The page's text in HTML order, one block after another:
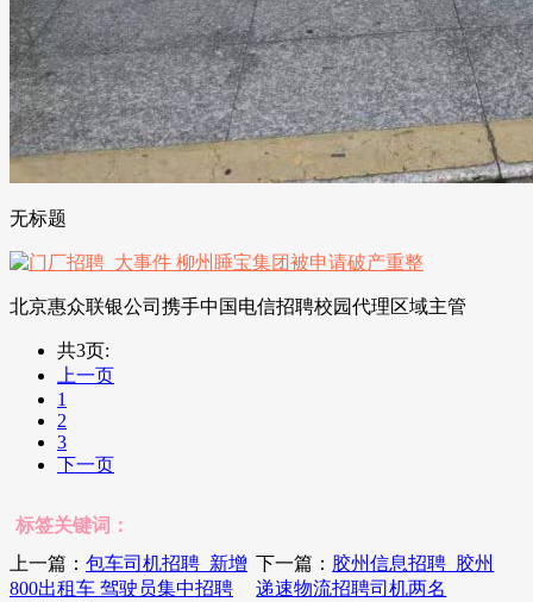
无标题
北京惠众联银公司携手中国电信招聘校园代理区域主管
共3页:
上一页
1
2
3
下一页
标签关键词：
上一篇： 包车司机招聘_新增
800出租车 驾驶员集中招聘
下一篇： 胶州信息招聘_胶州
递速物流招聘司机两名